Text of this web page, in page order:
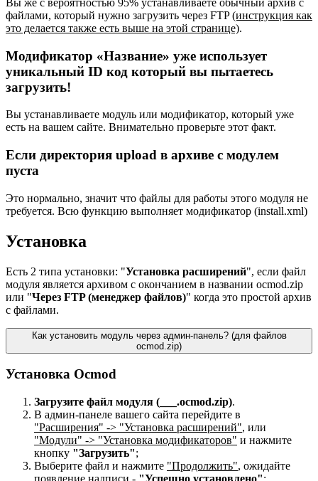
Вы же с вероятностью 95% устанавливаете обычный архив с
файлами, который нужно загрузить через FTP(инструкция как
это делается также есть выше на этой странице).
Модификатор «Название» уже использует
уникальный ID код который вы пытаетесь
загрузить!
Вы устанавливаете модуль или модификатор, который уже
есть на вашем сайте. Внимательно проверьте этот факт.
Если директория upload в архиве с модулем
пуста
Это нормально, значит что файлы для работы этого модуля не
требуется. Всю функцию выполняет модификатор (install.xml)
Установка
Есть 2 типа установки: "Установка расширений", если файл
модуля является архивом с окончанием в названии ocmod.zip
или "Через FTP (менеджер файлов)" когда это простой архив
с файлами.
Как установить модуль через админ-панель? (для файлов
ocmod.zip)
Установка Ocmod
Загрузите файл модуля (___.ocmod.zip).
В админ-панеле вашего сайта перейдите в
"Расширения" -> "Установка расширений", или
"Модули" -> "Установка модификаторов" и нажмите
кнопку "Загрузить";
Выберите файл и нажмите "Продолжить", ожидайте
появление надписи - "Успешно установлено";